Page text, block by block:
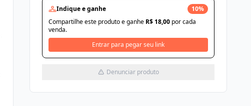
Indique e ganhe
10%
Compartilhe este produto e ganhe R$ 18,00 por cada
venda.
Entrar para pegar seu link
Denunciar produto